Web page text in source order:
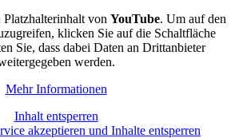
Platzhalterinhalt von YouTube. Um auf den
klicken Sie auf die Schaltfläche
Sie, dass dabei Daten an Drittanbieter
werden.
Mehr Informationen
Inhalt entsperren
akzeptieren und Inhalte entsperren